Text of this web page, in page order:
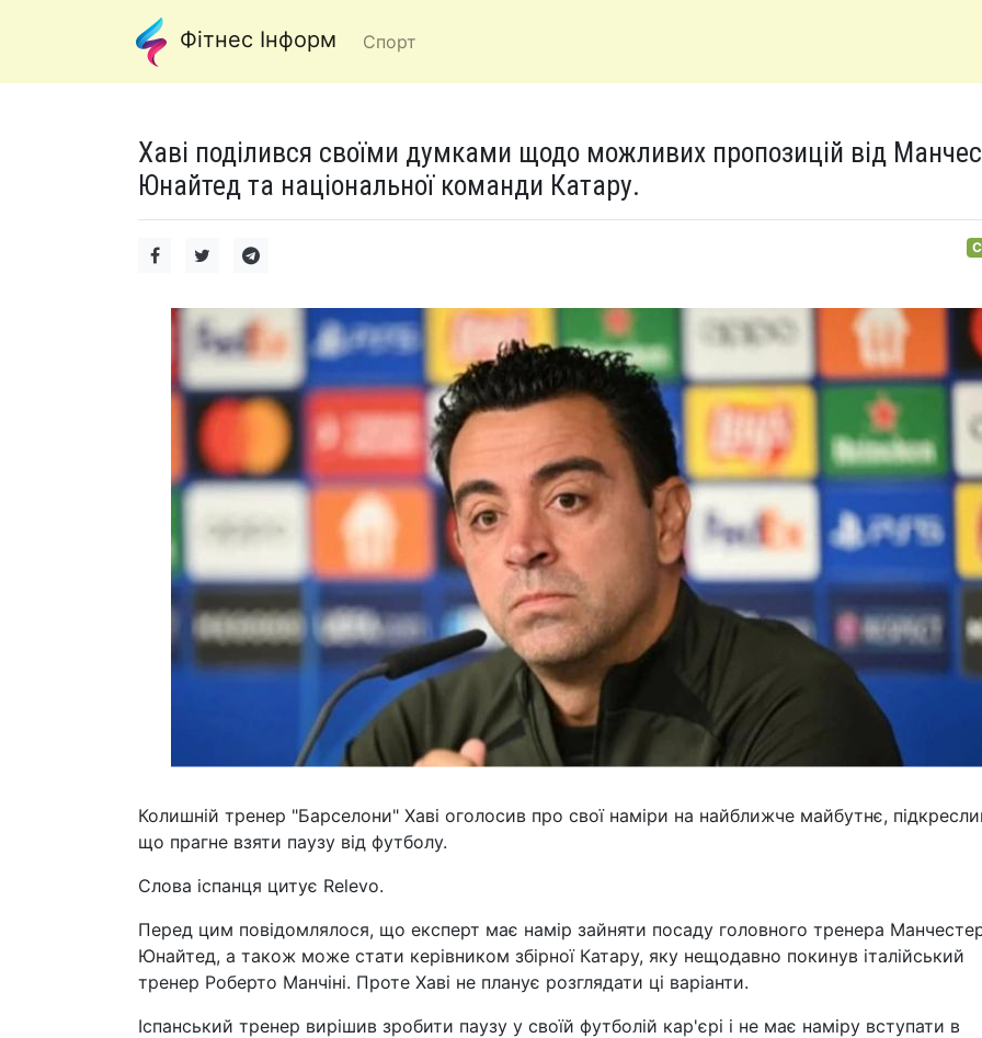
Фітнес Інформ Спорт
Хаві поділився своїми думками щодо можливих пропозицій від
Юнайтед та національної команди Катару.
Колишній тренер "Барселони" Хаві оголосив про свої наміри на найближче майбутнє,
що прагне взяти паузу від футболу.
Слова іспанця цитує Relevo.
Перед цим повідомлялося, що експерт має намір зайняти посаду головного тренера
Юнайтед, а також може стати керівником збірної Катару, яку нещодавно покинув італійський
тренер Роберто Манчіні. Проте Хаві не планує розглядати ці варіанти.
Іспанський тренер вирішив зробити паузу у своїй футболій кар'єрі і не має наміру вступати в